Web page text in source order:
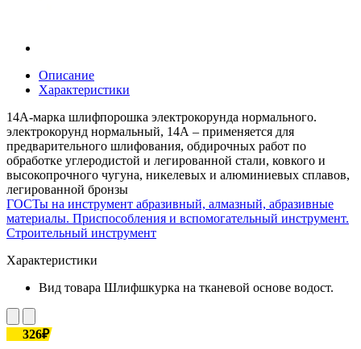
Описание
Характеристики
14А-марка шлифпорошка электрокорунда нормального.
электрокорунд нормальный, 14А – применяется для
предварительного шлифования, обдирочных работ по
обработке углеродистой и легированной стали, ковкого и
высокопрочного чугуна, никелевых и алюминиевых сплавов,
легированной бронзы
ГОСТы на инструмент абразивный, алмазный, абразивные
материалы. Приспособления и вспомогательный инструмент.
Строительный инструмент
Характеристики
Вид товара Шлифшкурка на тканевой основе водост.
326₽